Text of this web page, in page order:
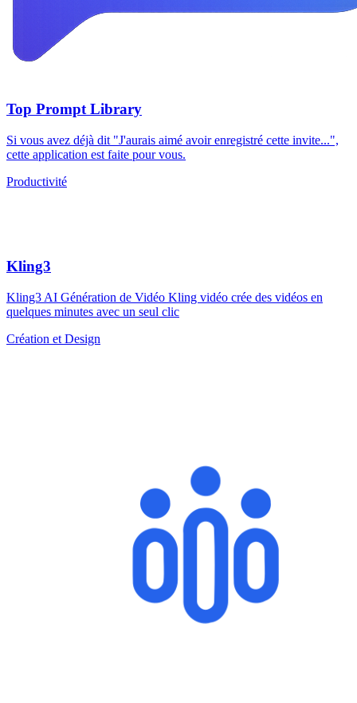
Top Prompt Library
Si vous avez déjà dit "J'aurais aimé avoir enregistré cette invite...",
cette application est faite pour vous.
Productivité
Kling3
Kling3 AI Génération de Vidéo Kling vidéo crée des vidéos en
quelques minutes avec un seul clic
Création et Design